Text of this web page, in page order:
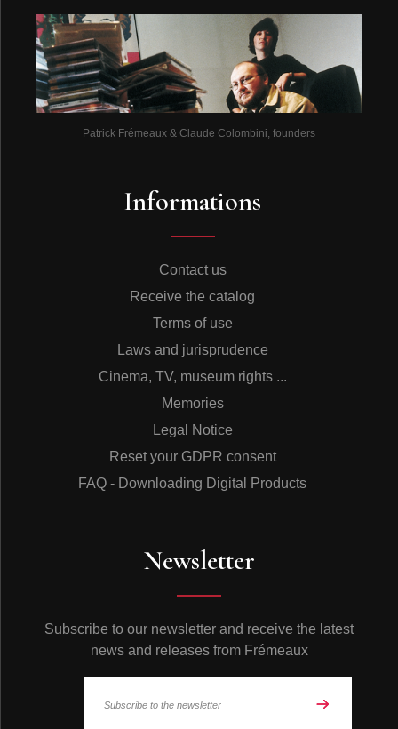
Patrick Frémeaux & Claude Colombini, founders
Informations
Contact us
Receive the catalog
Terms of use
Laws and jurisprudence
Cinema, TV, museum rights ...
Memories
Legal Notice
Reset your GDPR consent
FAQ - Downloading Digital Products
Newsletter
Subscribe to our newsletter and receive the latest
news and releases from Frémeaux